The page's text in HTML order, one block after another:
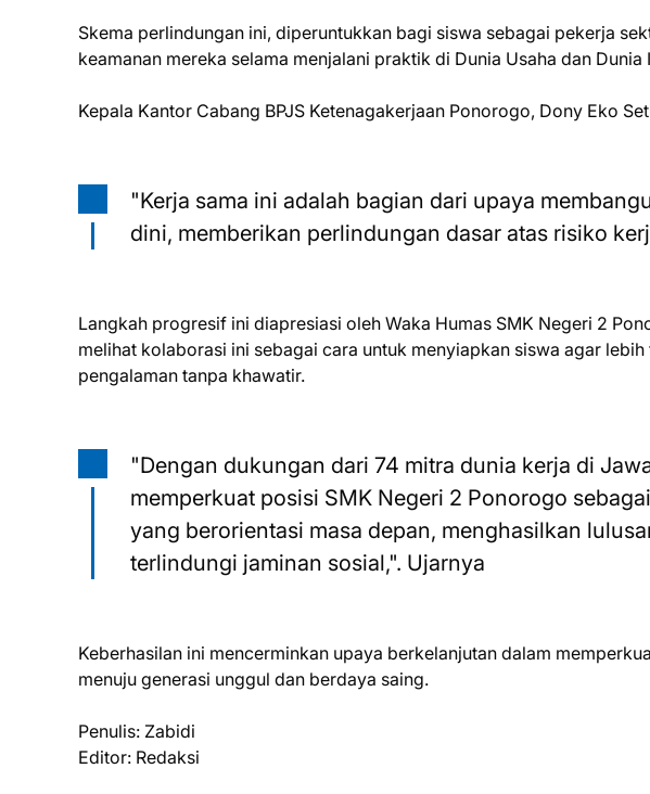
Skema perlindungan ini, diperuntukkan bagi siswa sebagai pekerja
keamanan mereka selama menjalani praktik di Dunia Usaha dan Dunia
Kepala Kantor Cabang BPJS Ketenagakerjaan Ponorogo, Dony Eko
"Kerja sama ini adalah bagian dari upaya
dini, memberikan perlindungan dasar atas risiko
Langkah progresif ini diapresiasi oleh Waka Humas SMK Negeri 2
melihat kolaborasi ini sebagai cara untuk menyiapkan siswa agar
pengalaman tanpa khawatir.
"Dengan dukungan dari 74 mitra dunia kerja di
memperkuat posisi SMK Negeri 2 Ponorogo
yang berorientasi masa depan, menghasilkan
terlindungi jaminan sosial,". Ujarnya
Keberhasilan ini mencerminkan upaya berkelanjutan dalam
menuju generasi unggul dan berdaya saing.
Penulis: Zabidi
Editor: Redaksi